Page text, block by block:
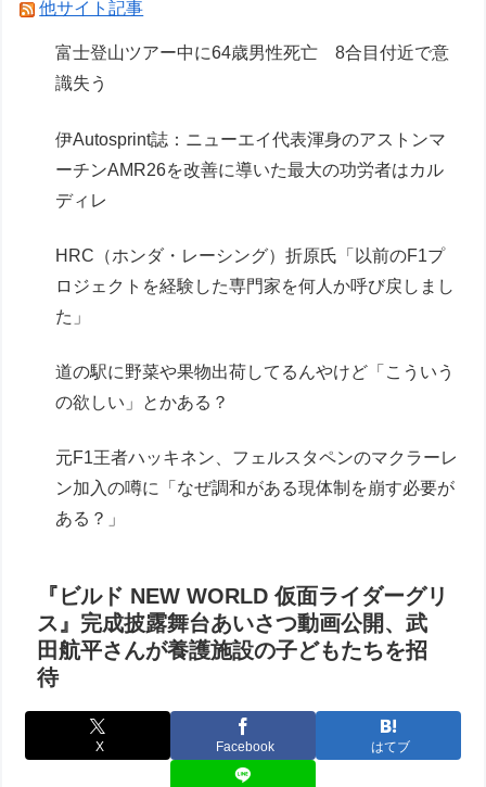
Powered by livedoor 相互RSS
他サイト記事
富士登山ツアー中に64歳男性死亡 8合目付近で意
識失う
伊Autosprint誌：ニューエイ代表渾身のアストンマ
ーチンAMR26を改善に導いた最大の功労者はカル
ディレ
HRC（ホンダ・レーシング）折原氏「以前のF1プ
ロジェクトを経験した専門家を何人か呼び戻しまし
た」
道の駅に野菜や果物出荷してるんやけど「こういう
の欲しい」とかある？
元F1王者ハッキネン、フェルスタペンのマクラーレ
ン加入の噂に「なぜ調和がある現体制を崩す必要が
ある？」
『ビルド NEW WORLD 仮面ライダーグリ
ス』完成披露舞台あいさつ動画公開、武
田航平さんが養護施設の子どもたちを招
待
X Facebook はてブ